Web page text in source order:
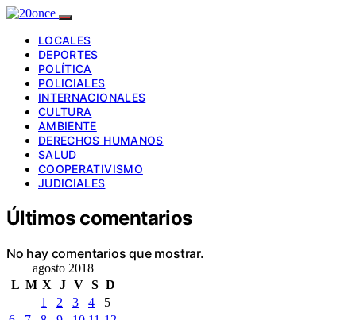
LOCALES
DEPORTES
POLÍTICA
POLICIALES
INTERNACIONALES
CULTURA
AMBIENTE
DERECHOS HUMANOS
SALUD
COOPERATIVISMO
JUDICIALES
Últimos comentarios
No hay comentarios que mostrar.
agosto 2018
L M X J V S D
1
2 3 4
5